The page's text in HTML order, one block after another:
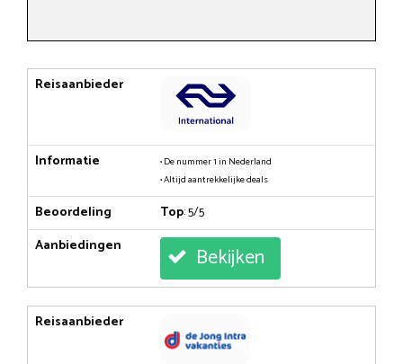
Reisaanbieder
Informatie
• De nummer 1 in Nederland
• Altijd aantrekkelijke deals
Beoordeling Top: 5/5
Aanbiedingen
Bekijken
Reisaanbieder